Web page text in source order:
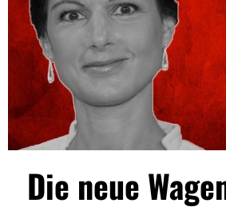
Die neue